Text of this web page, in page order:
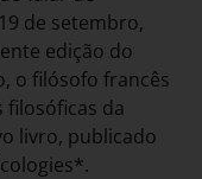
de setembro,
edição do
o filósofo francês
da
livro, publicado